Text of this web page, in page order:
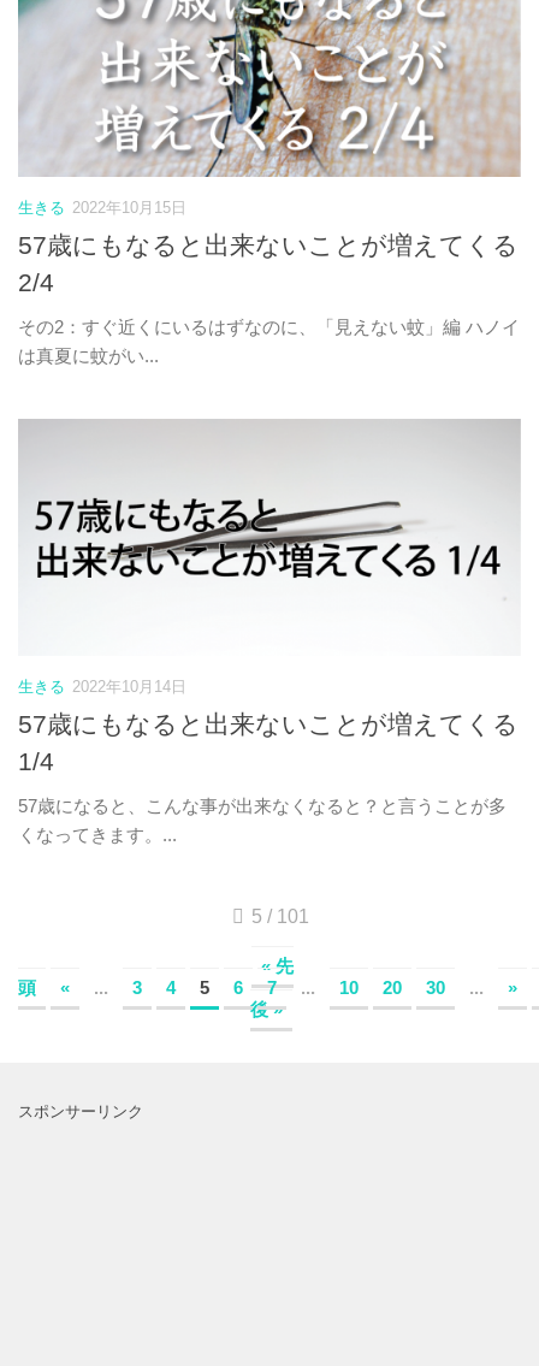
生きる 2022年10月15日
57歳にもなると出来ないことが増えてくる
2/4
その2：すぐ近くにいるはずなのに、「見えない蚊」編 ハノイ
は真夏に蚊がい...
生きる 2022年10月14日
57歳にもなると出来ないことが増えてくる
1/4
57歳になると、こんな事が出来なくなると？と言うことが多
くなってきます。...
5 / 101
« 先
頭
« ... 3 4 5 6 7 ... 10 20 30 ...
»
後 »
スポンサーリンク